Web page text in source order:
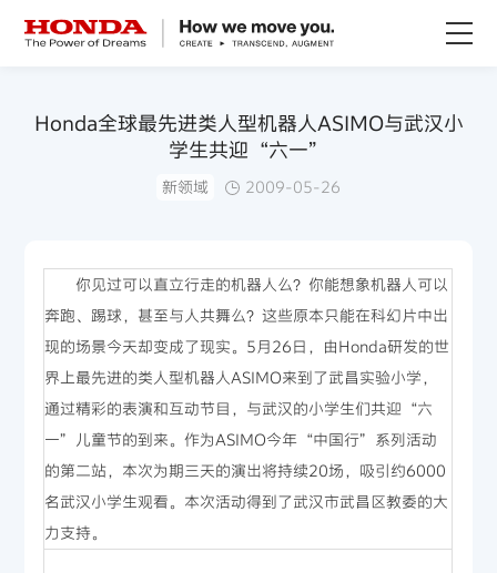
赛事运动
新闻资讯
Honda全球最先进类人型机器人ASIMO与武汉小
学生共迎“六一”
新领域 2009-05-26
你见过可以直立行走的机器人么？你能想象机器人可以
奔跑、踢球，甚至与人共舞么？这些原本只能在科幻片中出
现的场景今天却变成了现实。5月26日，由Honda研发的世
界上最先进的类人型机器人ASIMO来到了武昌实验小学，
通过精彩的表演和互动节目，与武汉的小学生们共迎“六
一”儿童节的到来。作为ASIMO今年“中国行”系列活动
的第二站，本次为期三天的演出将持续20场，吸引约6000
名武汉小学生观看。本次活动得到了武汉市武昌区教委的大
力支持。